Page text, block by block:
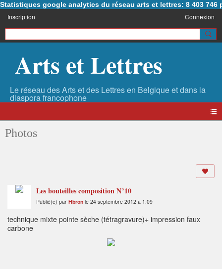
Statistiques google analytics du réseau arts et lettres: 8 403 746
Inscription Connexion
Arts et Lettres
Photos
Les bouteilles composition N°10
Publié(e) par Hbron le 24 septembre 2012 à 1:09
technique mixte pointe sèche (tétragravure)+ impression faux
carbone